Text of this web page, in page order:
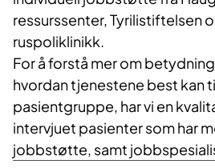
ressurssenter, Tyrilistiftelsen
ruspoliklinikk.
For å forstå mer om
hvordan tjenestene best kan
pasientgruppe, har vi en
intervjuet pasienter som har
jobbstøtte, samt